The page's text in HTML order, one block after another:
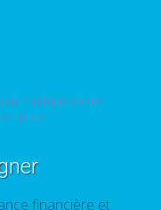
financière et